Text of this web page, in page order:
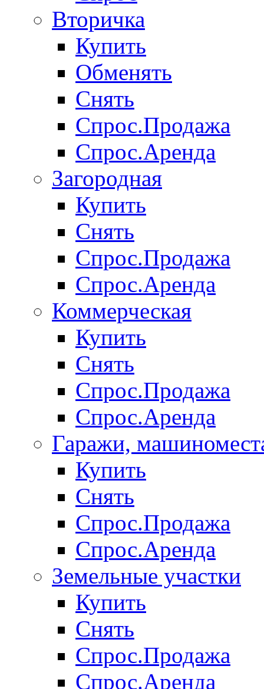
Вторичка
Купить
Обменять
Снять
Спрос.Продажа
Спрос.Аренда
Загородная
Купить
Снять
Спрос.Продажа
Спрос.Аренда
Коммерческая
Купить
Снять
Спрос.Продажа
Спрос.Аренда
Гаражи,
Купить
Снять
Спрос.Продажа
Спрос.Аренда
Земельные участки
Купить
Снять
Спрос.Продажа
Спрос.Аренда